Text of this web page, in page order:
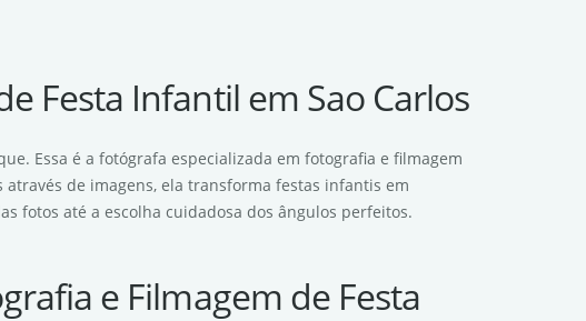
Festa Infantil em Sao Carlos
Essa é a fotógrafa especializada em fotografia e filmagem
de imagens, ela transforma festas infantis em
fotos até a escolha cuidadosa dos ângulos perfeitos.
e Filmagem de Festa